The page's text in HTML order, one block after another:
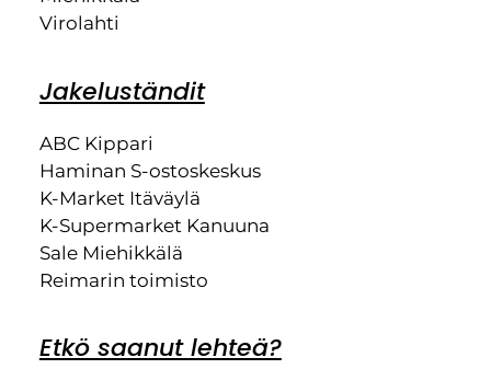
Virolahti
Jakeluständit
ABC Kippari
Haminan S-ostoskeskus
K-Market Itäväylä
K-Supermarket Kanuuna
Sale Miehikkälä
Reimarin toimisto
Etkö saanut lehteä?